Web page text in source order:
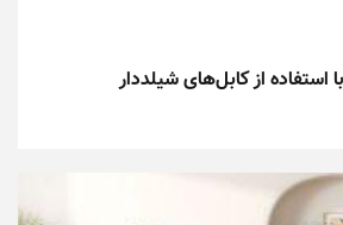
استفاده از کابل‌های شیلددار